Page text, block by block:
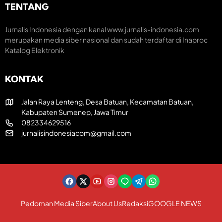
e
a
i
f
m
H
T
k
e
-
R
I
TENTANG
Jurnalis Indonesia dengan kanal www.jurnalis-indonesia.com
merupakan media siber nasional dan sudah terdaftar di Inaproc
Katalog Elektronik
KONTAK
Jalan Raya Lenteng, Desa Batuan, Kecamatan Batuan,
Kabupaten Sumenep, Jawa Timur
082334629516
jurnalisindonesiacom@gmail.com
Pedoman Media SiberAbout UsRedaksiGOOGLE NEWS